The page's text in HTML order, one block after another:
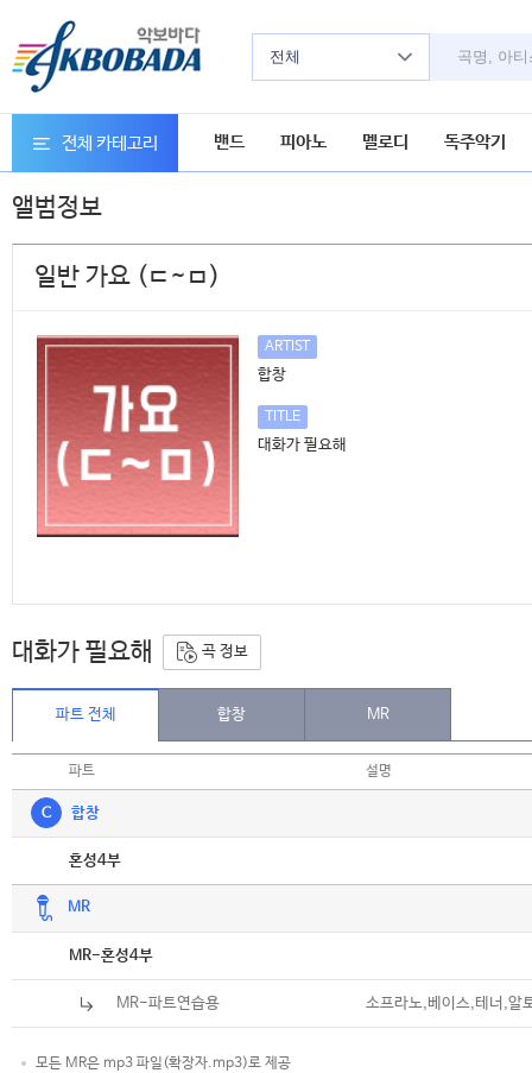
전체
전체 카테고리 밴드 피아노 멜로디 독주악기
앨범정보
일반 가요 (ㄷ~ㅁ)
ARTIST
합창
TITLE
대화가 필요해
대화가 필요해 곡 정보
파트 전체 합창 MR
파트 설명
C 합창
혼성4부
MR
MR-혼성4부
MR-파트연습용 소프라노,베이스,테너,알
모든 MR은 mp3 파일(확장자.mp3)로 제공